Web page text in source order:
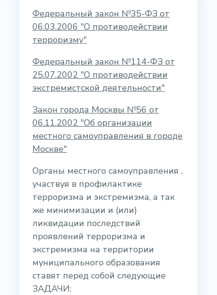
Федеральный закон №35-ФЗ от
06.03.2006 "О противодействии
терроризму"
Федеральный закон №114-ФЗ от
25.07.2002 "О противодействии
экстремистской деятельности"
Закон города Москвы №56 от
06.11.2002 "Об организации
местного самоуправления в городе
Москве"
Органы местного самоуправления ,
участвуя в профилактике
терроризма и экстремизма, а так
же минимизации и (или)
ликвидации последствий
проявлений терроризма и
экстремизма на территории
муниципального образования
ставят перед собой следующие
ЗАДАЧИ: